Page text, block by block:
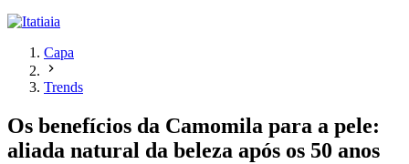
Capa
Trends
Os benefícios da Camomila para a pele:
aliada natural da beleza após os 50 anos